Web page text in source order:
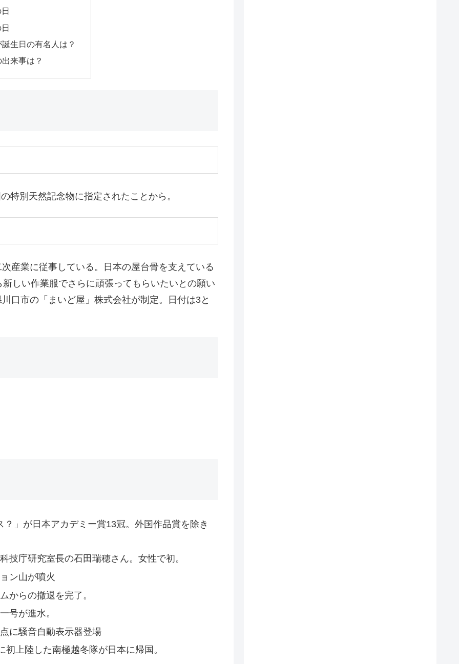
生日の有名人は？
来事は？
特別天然記念物に指定されたことから。
産業に従事している。日本の屋台骨を支えている
しい作業服でさらに頑張ってもらいたいとの願い
口市の「まいど屋」株式会社が制定。日付は3と
」が日本アカデミー賞13冠。外国作品賞を除き
技庁研究室長の石田瑞穂さん。女性で初。
ン山が噴火
からの撤退を完了。
号が進水。
に騒音自動表示器登場
上陸した南極越冬隊が日本に帰国。